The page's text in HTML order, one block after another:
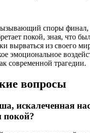
споры финал,
покой, зная, что
вырваться из своего
эмоциональное
современной трагедии.
вопросы
искалеченная
покой?